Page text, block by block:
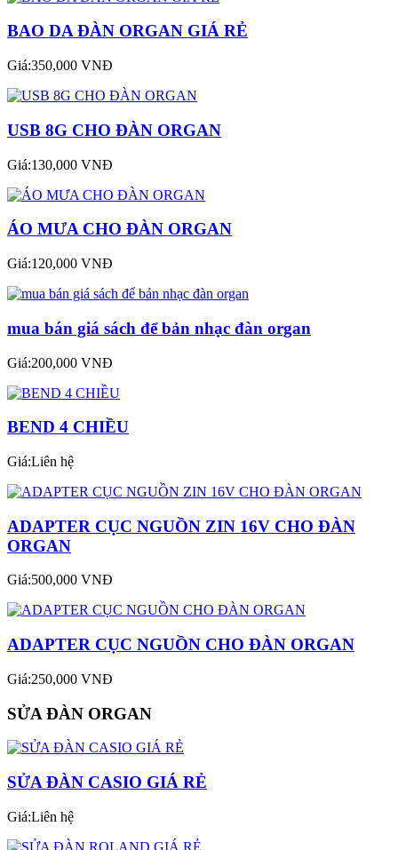
BAO DA ĐÀN ORGAN GIÁ RẺ
Giá:350,000 VNĐ
USB 8G CHO ĐÀN ORGAN
Giá:130,000 VNĐ
ÁO MƯA CHO ĐÀN ORGAN
Giá:120,000 VNĐ
mua bán giá sách để bản nhạc đàn organ
Giá:200,000 VNĐ
BEND 4 CHIỀU
Giá:Liên hệ
ADAPTER CỤC NGUỒN ZIN 16V CHO ĐÀN
ORGAN
Giá:500,000 VNĐ
ADAPTER CỤC NGUỒN CHO ĐÀN ORGAN
Giá:250,000 VNĐ
SỬA ĐÀN ORGAN
SỬA ĐÀN CASIO GIÁ RẺ
Giá:Liên hệ